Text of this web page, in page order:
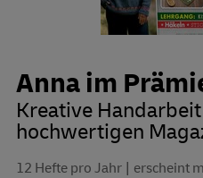
Anna im
Kreative
hochwertigen
12 Hefte pro Jahr erscheint